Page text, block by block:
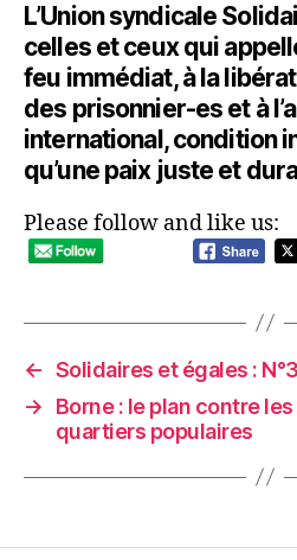
L’Union syndicale
celles et ceux qui
feu immédiat, à la
des prisonnier-es et à
international, condition
qu’une paix juste et
Please follow and like us:
← Solidaires et égales :
→
Borne : le plan contre
quartiers populaires